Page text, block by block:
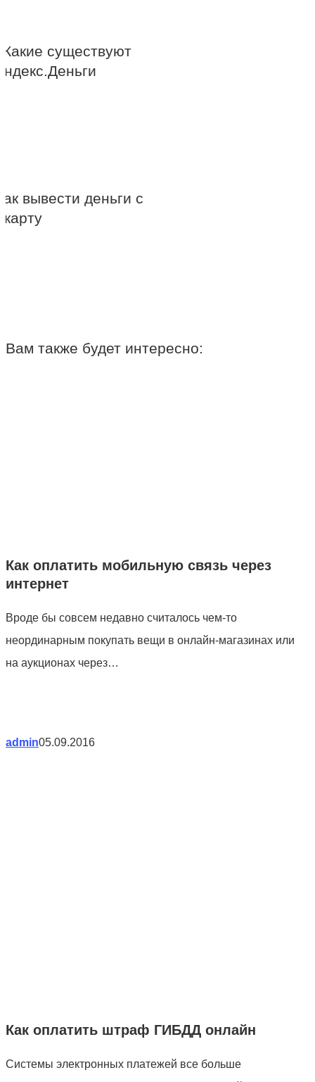
Какие существуют
вывести деньги с
Вам также будет интересно:
Как оплатить мобильную связь через
интернет
Вроде бы совсем недавно считалось чем-то
неординарным покупать вещи в онлайн-магазинах или
на аукционах через…
admin05.09.2016
Как оплатить штраф ГИБДД онлайн
Системы электронных платежей все больше